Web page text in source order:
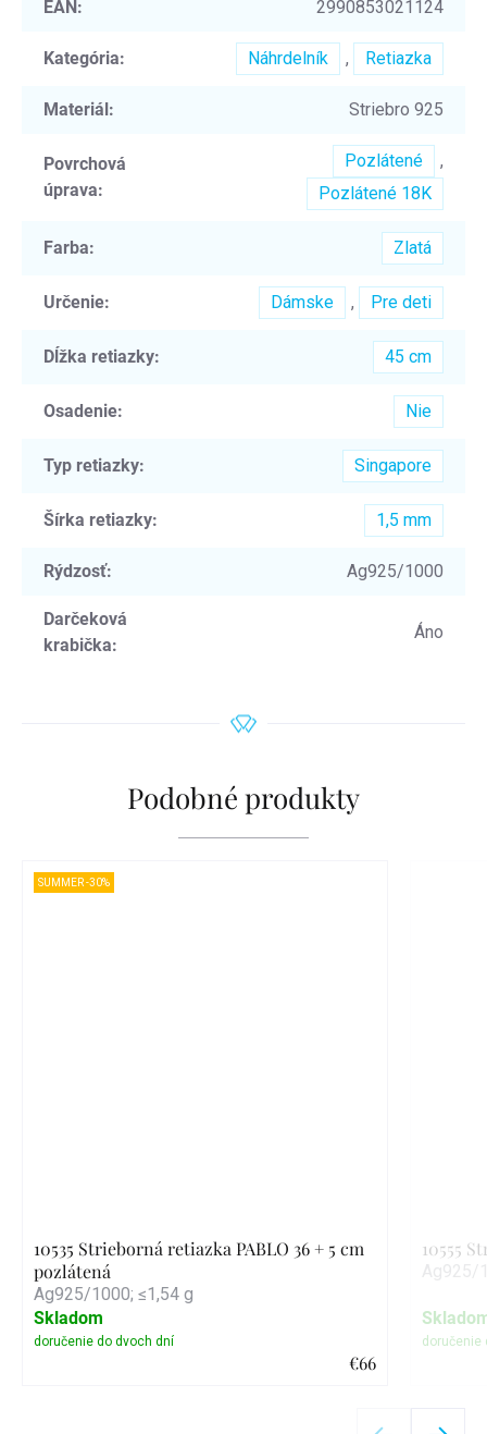
EAN : 2990853021124
Kategória: Náhrdelník , Retiazka
Materiál: Striebro 925
Povrchová
úprava:
Pozlátené
,
Pozlátené 18K
Farba: Zlatá
Určenie: Dámske , Pre deti
Dĺžka retiazky: 45 cm
Osadenie: Nie
Typ retiazky: Singapore
Šírka retiazky: 1,5 mm
Rýdzosť: Ag925/1000
Darčeková
krabička:
Áno
Podobné produkty
SUMMER -30%
10535 Strieborná retiazka PABLO 36 + 5 cm
pozlátená
Ag925/1000; ≤1,54 g
€66
Skladom
10555